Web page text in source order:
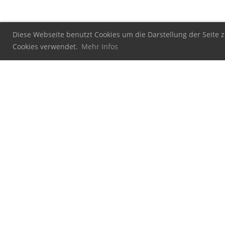
Diese Webseite benutzt Cookies um die Darstellung der
Cookies verwendet. Mehr Infos